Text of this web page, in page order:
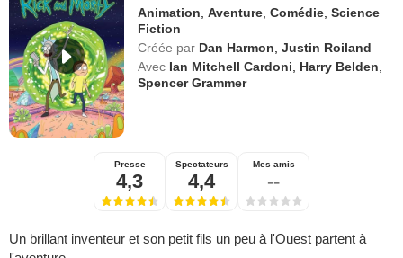
Animation ,Aventure ,Comédie ,Science
Fiction
Créée par Dan Harmon ,Justin Roiland
Avec Ian Mitchell Cardoni Harry Belden
Spencer Grammer
Presse
4,3
Spectateurs
4,4
Mes amis
--
Un brillant inventeur et son petit fils un peu à l'Ouest partent à